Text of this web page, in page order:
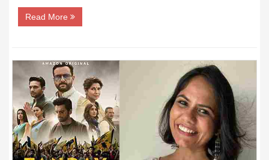
Read More